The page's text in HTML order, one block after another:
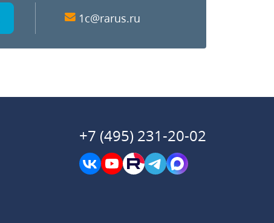
1c@rarus.ru
+7 (495) 231-20-02